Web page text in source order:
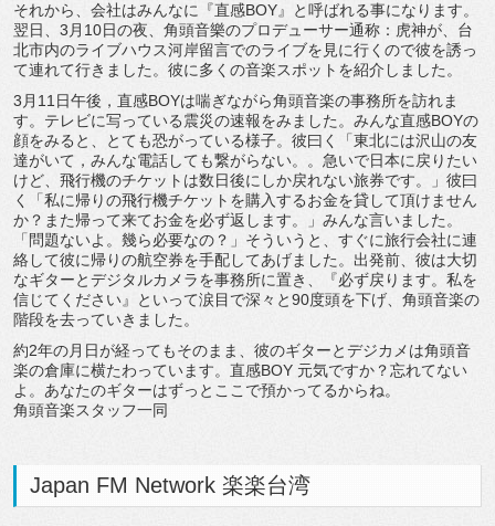
それから、会社はみんなに『直感BOY』と呼ばれる事になります。
翌日、3月10日の夜、角頭音樂のプロデューサー通称：虎神が、台
北市内のライブハウス河岸留言でのライブを見に行くので彼を誘っ
て連れて行きました。彼に多くの音楽スポットを紹介しました。
3月11日午後，直感BOYは喘ぎながら角頭音楽の事務所を訪れま
す。テレビに写っている震災の速報をみました。みんな直感BOYの
顔をみると、とても恐がっている様子。彼曰く「東北には沢山の友
達がいて，みんな電話しても繋がらない。。急いで日本に戻りたい
けど、飛行機のチケットは数日後にしか戻れない旅券です。」彼曰
く「私に帰りの飛行機チケットを購入するお金を貸して頂けません
か？また帰って来てお金を必ず返します。」みんな言いました。
「問題ないよ。幾ら必要なの？」そういうと、すぐに旅行会社に連
絡して彼に帰りの航空券を手配してあげました。出発前、彼は大切
なギターとデジタルカメラを事務所に置き、『必ず戻ります。私を
信じてください』といって涙目で深々と90度頭を下げ、角頭音楽の
階段を去っていきました。
約2年の月日が経ってもそのまま、彼のギターとデジカメは角頭音
楽の倉庫に横たわっています。直感BOY 元気ですか？忘れてない
よ。あなたのギターはずっとここで預かってるからね。
角頭音楽スタッフ一同
Japan FM Network 楽楽台湾